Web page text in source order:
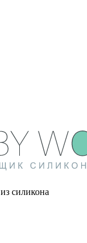
силикона